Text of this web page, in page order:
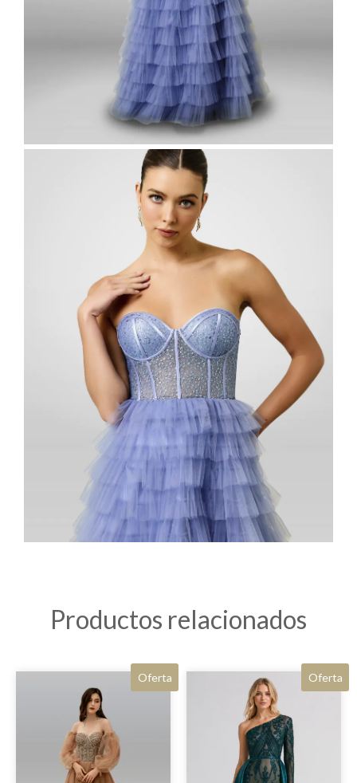
Productos relacionados
Oferta Oferta